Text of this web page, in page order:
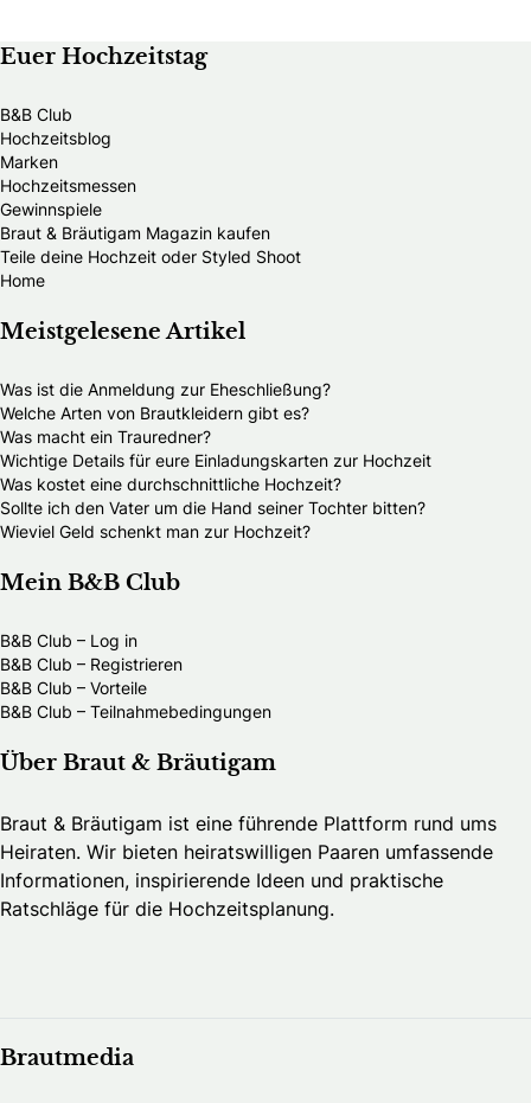
Euer Hochzeitstag
B&B Club
Hochzeitsblog
Marken
Hochzeitsmessen
Gewinnspiele
Braut & Bräutigam Magazin kaufen
Teile deine Hochzeit oder Styled Shoot
Home
Meistgelesene Artikel
Was ist die Anmeldung zur Eheschließung?
Welche Arten von Brautkleidern gibt es?
Was macht ein Trauredner?
Wichtige Details für eure Einladungskarten zur Hochzeit
Was kostet eine durchschnittliche Hochzeit?
Sollte ich den Vater um die Hand seiner Tochter bitten?
Wieviel Geld schenkt man zur Hochzeit?
Mein B&B Club
B&B Club – Log in
B&B Club – Registrieren
B&B Club – Vorteile
B&B Club – Teilnahmebedingungen
Über Braut & Bräutigam
Braut & Bräutigam ist eine führende Plattform rund ums
Heiraten. Wir bieten heiratswilligen Paaren umfassende
Informationen, inspirierende Ideen und praktische
Ratschläge für die Hochzeitsplanung.
Brautmedia